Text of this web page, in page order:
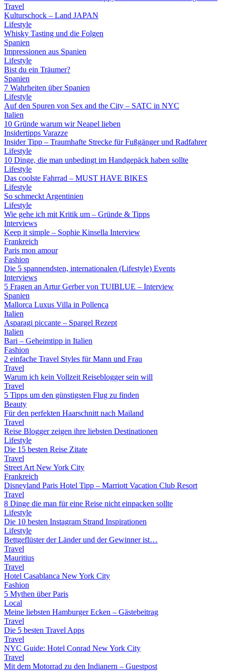
Travel
Kulturschock – Land JAPAN
Lifestyle
Whisky Tasting und die Folgen
Spanien
Impressionen aus Spanien
Lifestyle
Bist du ein Träumer?
Spanien
7 Wahrheiten über Spanien
Lifestyle
Auf den Spuren von Sex and the City – SATC in NYC
Italien
10 Gründe warum wir Neapel lieben
Insidertipps Varazze
Insider Tipp – Traumhafte Strecke für Fußgänger und Radfahrer
Lifestyle
10 Dinge, die man unbedingt im Handgepäck haben sollte
Lifestyle
Das coolste Fahrrad – MUST HAVE BIKES
Lifestyle
So schmeckt Argentinien
Lifestyle
Wie gehe ich mit Kritik um – Gründe & Tipps
Interviews
Keep it simple – Sophie Kinsella Interview
Frankreich
Paris mon amour
Fashion
Die 5 spannendsten, internationalen (Lifestyle) Events
Interviews
5 Fragen an Artur Gerber von TUIBLUE – Interview
Spanien
Mallorca Luxus Villa in Pollenca
Italien
Asparagi piccante – Spargel Rezept
Italien
Bari – Geheimtipp in Italien
Fashion
2 einfache Travel Styles für Mann und Frau
Travel
Warum ich kein Vollzeit Reiseblogger sein will
Travel
5 Tipps um den günstigsten Flug zu finden
Beauty
Für den perfekten Haarschnitt nach Mailand
Travel
Reise Blogger zeigen ihre liebsten Destinationen
Lifestyle
Die 15 besten Reise Zitate
Travel
Street Art New York City
Frankreich
Disneyland Paris Hotel Tipp – Marriott Vacation Club Resort
Travel
8 Dinge die man für eine Reise nicht einpacken sollte
Lifestyle
Die 10 besten Instagram Strand Inspirationen
Lifestyle
Bettgeflüster der Länder und der Gewinner ist…
Travel
Mauritius
Travel
Hotel Casablanca New York City
Fashion
5 Mythen über Paris
Local
Meine liebsten Hamburger Ecken – Gästebeitrag
Travel
Die 5 besten Travel Apps
Travel
NYC Guide: Hotel Conrad New York City
Travel
Mit dem Motorrad zu den Indianern – Guestpost